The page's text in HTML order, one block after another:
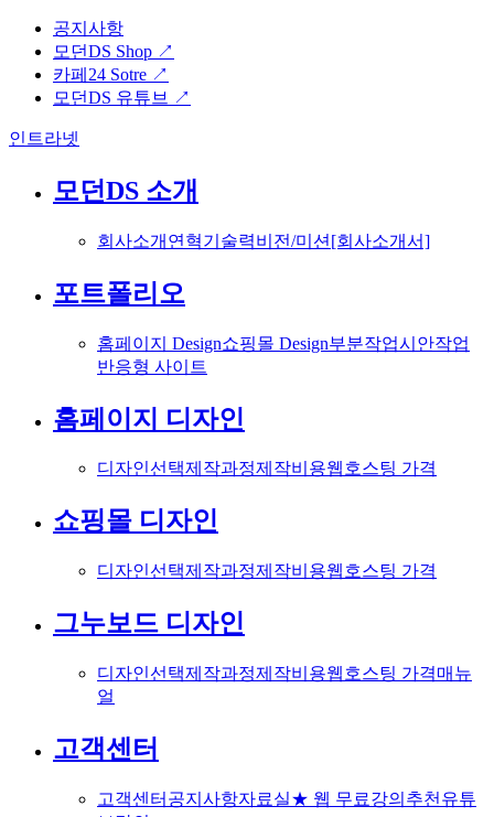
공지사항
모던DS Shop ↗
카페24 Sotre ↗
모던DS 유튜브 ↗
인트라넷
모던DS 소개
회사소개 연혁기술력비전/미션 [회사소개서]
포트폴리오
홈페이지 Design쇼핑몰 Design부분작업시안작업
반응형 사이트
홈페이지 디자인
디자인선택제작과정제작비용웹호스팅 가격
쇼핑몰 디자인
디자인선택제작과정제작비용웹호스팅 가격
그누보드 디자인
디자인선택제작과정제작비용웹호스팅 가격매뉴
얼
고객센터
고객센터 공지사항자료실★ 웹 무료강의 추천유튜